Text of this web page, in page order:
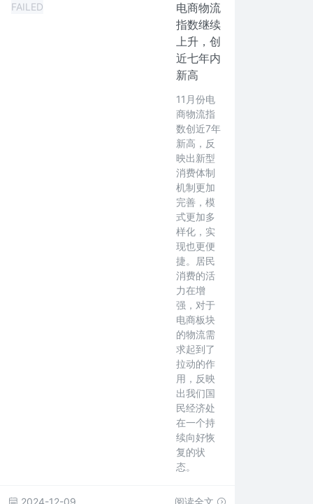
FAILED
电商物流
指数继续
上升，创
近七年内
新高
11月份电
商物流指
数创近7年
新高，反
映出新型
消费体制
机制更加
完善，模
式更加多
样化，实
现也更便
捷。居民
消费的活
力在增
强，对于
电商板块
的物流需
求起到了
拉动的作
用，反映
出我们国
民经济处
在一个持
续向好恢
复的状
态。
2024-12-09 阅读全文